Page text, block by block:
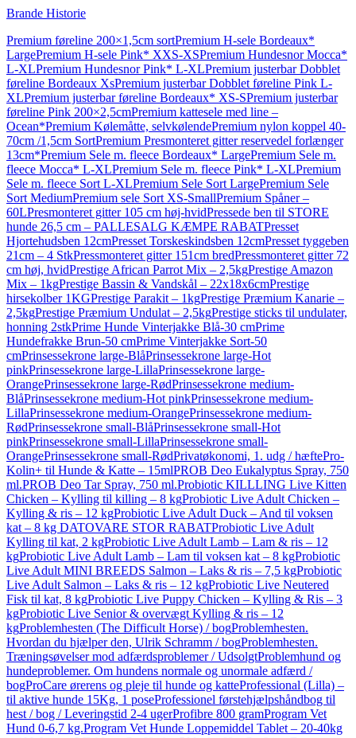
Brande Historie
Premium føreline 200×1,5cm sortPremium H-sele Bordeaux*
LargePremium H-sele Pink* XXS-XSPremium Hundesnor Mocca*
L-XLPremium Hundesnor Pink* L-XLPremium justerbar Dobblet
føreline Bordeaux XsPremium justerbar Dobblet føreline Pink L-
XLPremium justerbar føreline Bordeaux* XS-SPremium justerbar
føreline Pink 200×2,5cmPremium kattesele med line –
Ocean*Premium Kølemåtte, selvkølendePremium nylon koppel 40-
70cm /1,5cm SortPremium Presmonteret gitter reservedel forlænger
13cm*Premium Sele m. fleece Bordeaux* LargePremium Sele m.
fleece Mocca* L-XLPremium Sele m. fleece Pink* L-XLPremium
Sele m. fleece Sort L-XLPremium Sele Sort LargePremium Sele
Sort MediumPremium sele Sort XS-SmallPremium Spåner –
60LPresmonteret gitter 105 cm høj-hvidPressede ben til STORE
hunde 26,5 cm – PALLESALG KÆMPE RABATPresset
Hjortehudsben 12cmPresset Torskeskindsben 12cmPresset tyggeben
21cm – 4 StkPressmonteret gitter 151cm bredPressmonteret gitter 72
cm høj, hvidPrestige African Parrot Mix – 2,5kgPrestige Amazon
Mix – 1kgPrestige Bassin & Vandskål – 22x18x6cmPrestige
hirsekolber 1KGPrestige Parakit – 1kgPrestige Præmium Kanarie –
2,5kgPrestige Præmium Undulat – 2,5kgPrestige sticks til undulater,
honning 2stkPrime Hunde Vinterjakke Blå-30 cmPrime
Hundefrakke Brun-50 cmPrime Vinterjakke Sort-50
cmPrinsessekrone large-BlåPrinsessekrone large-Hot
pinkPrinsessekrone large-LillaPrinsessekrone large-
OrangePrinsessekrone large-RødPrinsessekrone medium-
BlåPrinsessekrone medium-Hot pinkPrinsessekrone medium-
LillaPrinsessekrone medium-OrangePrinsessekrone medium-
RødPrinsessekrone small-BlåPrinsessekrone small-Hot
pinkPrinsessekrone small-LillaPrinsessekrone small-
OrangePrinsessekrone small-RødPrivatøkonomi, 1. udg / hæftePro-
Kolin+ til Hunde & Katte – 15mlPROB Deo Eukalyptus Spray, 750
ml.PROB Deo Tar Spray, 750 ml.Probiotic KILLLING Live Kitten
Chicken – Kylling til killing – 8 kgProbiotic Live Adult Chicken –
Kylling & ris – 12 kgProbiotic Live Adult Duck – And til voksen
kat – 8 kg DATOVARE STOR RABATProbiotic Live Adult
Kylling til kat, 2 kgProbiotic Live Adult Lamb – Lam & ris – 12
kgProbiotic Live Adult Lamb – Lam til voksen kat – 8 kgProbiotic
Live Adult MINI BREEDS Salmon – Laks & ris – 7,5 kgProbiotic
Live Adult Salmon – Laks & ris – 12 kgProbiotic Live Neutered
Fisk til kat, 8 kgProbiotic Live Puppy Chicken – Kylling & Ris – 3
kgProbiotic Live Senior & overvægt Kylling & ris – 12
kgProblemhesten (The Difficult Horse) / bogProblemhesten.
Hvordan du hjælper den, Ulrik Schramm / bogProblemhesten.
Træningsøvelser mod adfærdsproblemer / UdsolgtProblemhund og
hundeproblemer. Om hundens normale og unormale adfærd /
bogProCare ørerens og pleje til hunde og katteProfessional (Lilla) –
til aktive hunde 15Kg, 1 poseProfessionel førstehjælpshåndbog til
hest / bog / Leveringstid 2-4 ugerProfibre 800 gramProgram Vet
Hund 0-6,7 kg.Program Vet Hunde Loppemiddel Tablet – 20-40kg